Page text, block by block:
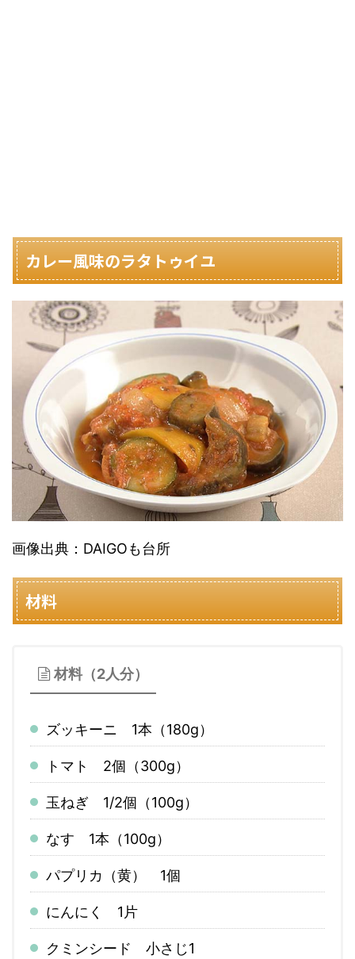
カレー風味のラタトゥイユ
画像出典：DAIGOも台所
材料
材料（2人分）
ズッキーニ 1本（180g）
トマト 2個（300g）
玉ねぎ 1/2個（100g）
なす 1本（100g）
パプリカ（黄） 1個
にんにく 1片
クミンシード 小さじ1